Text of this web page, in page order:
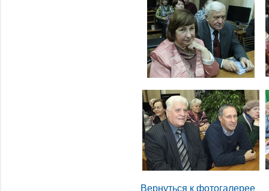
Вернуться к фотогалерее